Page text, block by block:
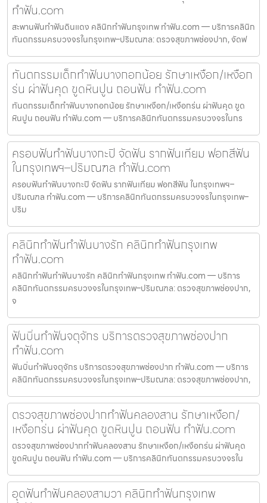
ทำฟัน.com
สะพานฟันทำฟันดินแดง คลินิกทำฟันกรุงเทพ ทำฟัน.com — บริการคลินิก
ทันตกรรมครบวงจรในกรุงเทพ–ปริมณฑล: ตรวจสุขภาพช่องปาก, จัดฟ
ทันตกรรมเด็กทำฟันบางกอกน้อย รักษาเหงือก/เหงือก
ร่น ผ่าฟันคุด ขูดหินปูน ถอนฟัน ทำฟัน.com
ทันตกรรมเด็กทำฟันบางกอกน้อย รักษาเหงือก/เหงือกร่น ผ่าฟันคุด ขูด
หินปูน ถอนฟัน ทำฟัน.com — บริการคลินิกทันตกรรมครบวงจรในกร
ครอบฟันทำฟันบางกะปิ จัดฟัน รากฟันเทียม ฟอกสีฟัน
ในกรุงเทพฯ–ปริมณฑล ทำฟัน.com
ครอบฟันทำฟันบางกะปิ จัดฟัน รากฟันเทียม ฟอกสีฟัน ในกรุงเทพฯ–
ปริมณฑล ทำฟัน.com — บริการคลินิกทันตกรรมครบวงจรในกรุงเทพ–
ปริม
คลินิกทำฟันทำฟันบางรัก คลินิกทำฟันกรุงเทพ
ทำฟัน.com
คลินิกทำฟันทำฟันบางรัก คลินิกทำฟันกรุงเทพ ทำฟัน.com — บริการ
คลินิกทันตกรรมครบวงจรในกรุงเทพ–ปริมณฑล: ตรวจสุขภาพช่องปาก,
จ
ฟันบิ่นทำฟันจตุจักร บริการตรวจสุขภาพช่องปาก
ทำฟัน.com
ฟันบิ่นทำฟันจตุจักร บริการตรวจสุขภาพช่องปาก ทำฟัน.com — บริการ
คลินิกทันตกรรมครบวงจรในกรุงเทพ–ปริมณฑล: ตรวจสุขภาพช่องปาก,
ตรวจสุขภาพช่องปากทำฟันคลองสาน รักษาเหงือก/
เหงือกร่น ผ่าฟันคุด ขูดหินปูน ถอนฟัน ทำฟัน.com
ตรวจสุขภาพช่องปากทำฟันคลองสาน รักษาเหงือก/เหงือกร่น ผ่าฟันคุด
ขูดหินปูน ถอนฟัน ทำฟัน.com — บริการคลินิกทันตกรรมครบวงจรใน
อุดฟันทำฟันคลองสามวา คลินิกทำฟันกรุงเทพ